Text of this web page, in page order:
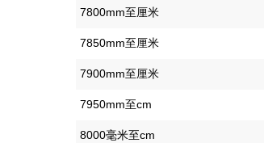
7800mm至厘米
7850mm至厘米
7900mm至厘米
7950mm至cm
8000毫米至cm